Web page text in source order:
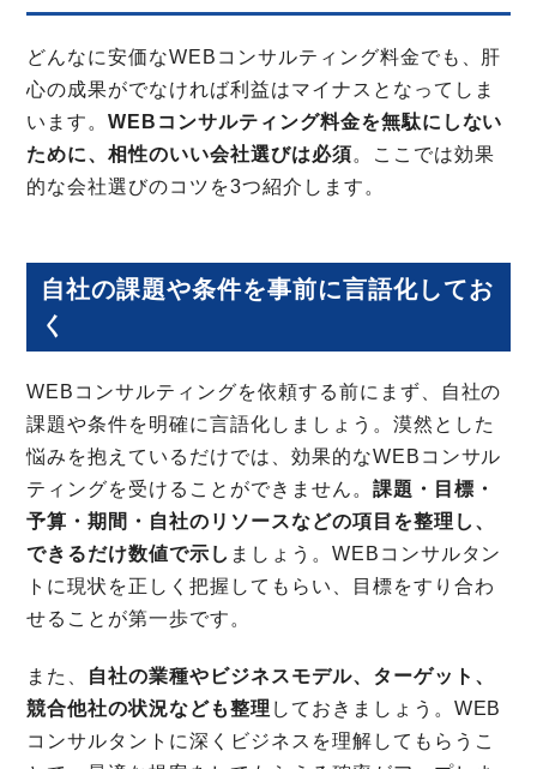
どんなに安価なWEBコンサルティング料金でも、肝
心の成果がでなければ利益はマイナスとなってしま
います。WEBコンサルティング料金を無駄にしない
ために、相性のいい会社選びは必須。ここでは効果
的な会社選びのコツを3つ紹介します。
自社の課題や条件を事前に言語化してお
く
WEBコンサルティングを依頼する前にまず、自社の
課題や条件を明確に言語化しましょう。漠然とした
悩みを抱えているだけでは、効果的なWEBコンサル
ティングを受けることができません。 課題・目標・
予算・期間・自社のリソースなどの項目を整理し、
できるだけ数値で示し ましょう。WEBコンサルタン
トに現状を正しく把握してもらい、目標をすり合わ
せることが第一歩です。
また、
自社の業種やビジネスモデル、ターゲット、
競合他社の状況なども整理 しておきましょう。WEB
コンサルタントに深くビジネスを理解してもらうこ